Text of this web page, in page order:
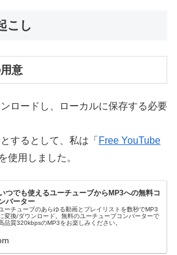
こし
意
ロードし、ローカルに保存する必要
するとして、私は「 Free YouTube
使用しました。
つでも使えるユーチューブからMP3への無料コ
バーター
ーチューブのあらゆる動画とプレイリストを数秒でMP3
変換/ダウンロード。無料のユーチューブコンバーターで
品質320kbpsのMP3をお楽しみください。